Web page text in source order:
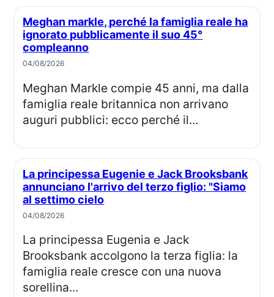
Meghan markle, perché la famiglia reale ha
ignorato pubblicamente il suo 45°
compleanno
04/08/2026
Meghan Markle compie 45 anni, ma dalla
famiglia reale britannica non arrivano
auguri pubblici: ecco perché il...
La principessa Eugenie e Jack Brooksbank
annunciano l'arrivo del terzo figlio: "Siamo
al settimo cielo
04/08/2026
La principessa Eugenia e Jack
Brooksbank accolgono la terza figlia: la
famiglia reale cresce con una nuova
sorellina...